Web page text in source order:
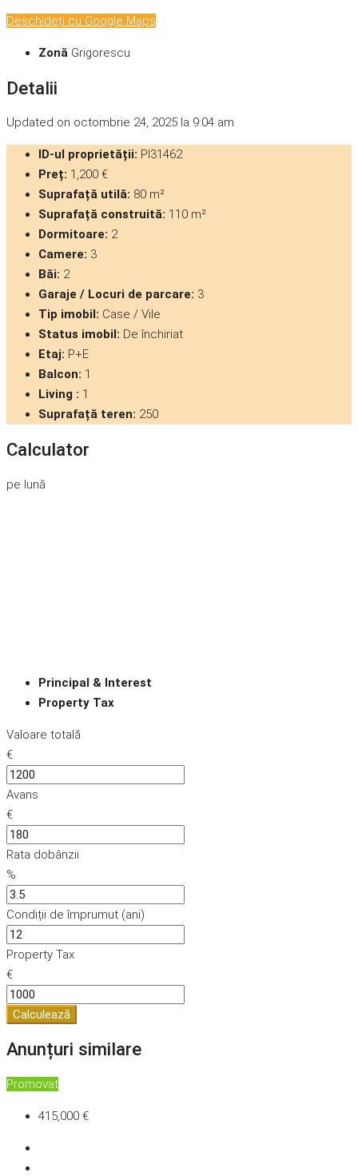
Deschideți cu Google Maps
Zonă Grigorescu
Detalii
Updated on octombrie 24, 2025 la 9:04 am
ID-ul proprietății: PI31462
Preț: 1,200 €
Suprafață utilă: 80 m²
Suprafață construită: 110 m²
Dormitoare: 2
Camere: 3
Băi: 2
Garaje / Locuri de parcare: 3
Tip imobil: Case / Vile
Status imobil: De închiriat
Etaj: P+E
Balcon: 1
Living : 1
Suprafață teren: 250
Calculator
pe lună
Principal & Interest
Property Tax
Valoare totală
€
Avans
€
Rata dobânzii
%
Condiții de împrumut (ani)
Property Tax
€
Calculează
Anunțuri similare
Promovat
415,000 €